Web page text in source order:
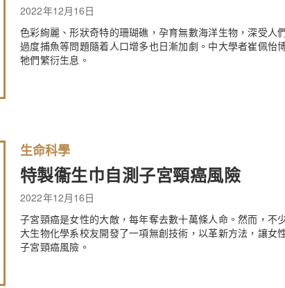
2022年12月16日
色彩絢麗、形狀奇特的珊瑚礁，孕育無數海洋生物，深受人
過度捕魚等問題隨着人口增多也日漸加劇。中大學者崔佩
牠們繁衍生息。
生命科學
特製衞生巾自測子宮頸癌風險
2022年12月16日
子宮頸癌是女性的大敵，每年奪去數十萬條人命。然而，
大生物化學系校友開發了一項無創技術，以革新方法，讓
子宮頸癌風險。